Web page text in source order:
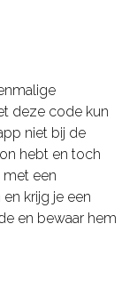
deze code kun
niet bij de
hebt en toch
een
krijg je een
en bewaar hem